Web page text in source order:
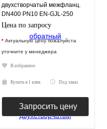
двухстворчатый межфланц.
DN400 PN10 EN-GJL-250
нерж.сталь EPDM JAFAR
Цена по запросу
* Актуальную цену пожалуйста
уточните у менеджера
В избранное
Купить в 1 клик Под заказ
Запросить цену